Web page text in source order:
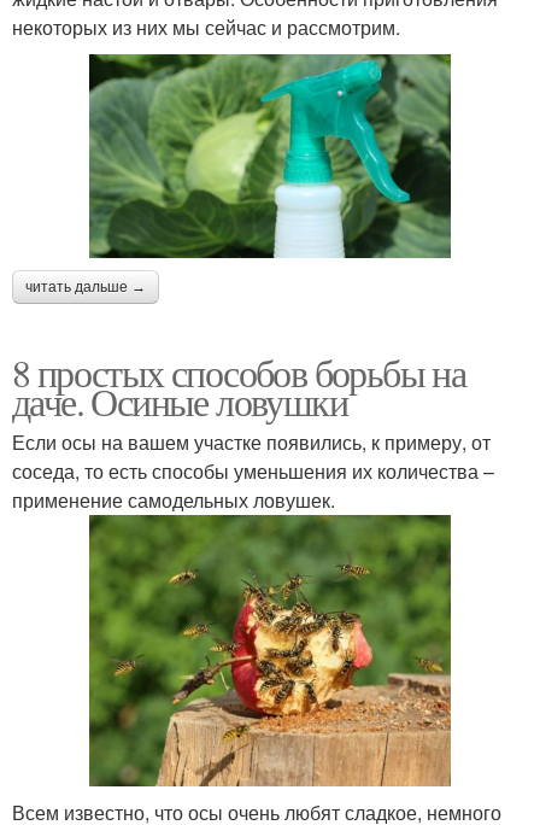
некоторых из них мы сейчас и рассмотрим.
читать дальше →
8 простых способов борьбы на
даче. Осиные ловушки
Если осы на вашем участке появились, к примеру, от
соседа, то есть способы уменьшения их количества –
применение самодельных ловушек.
Всем известно, что осы очень любят сладкое, немного